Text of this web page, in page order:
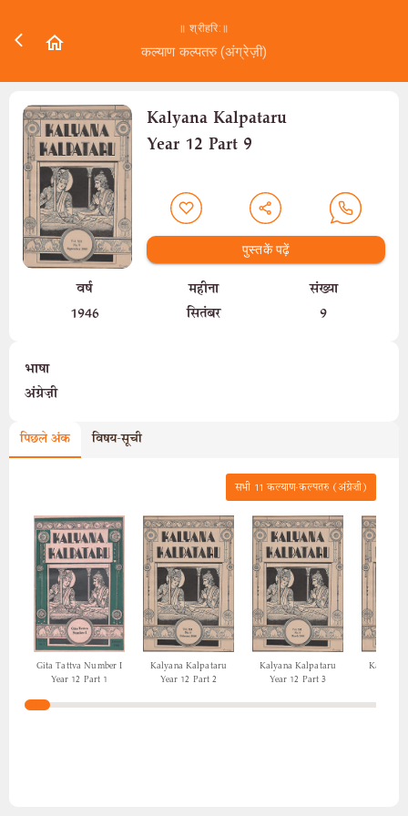
॥ श्रीहरि:॥
कल्याण कल्पतरु (अंग्रेज़ी)
Kalyana Kalpataru
Year 12 Part 9
पुस्तकें पढ़ें
वर्ष
1946
महीना
सितंबर
संख्या
9
भाषा
अंग्रेज़ी
पिछले अंक विषय-सूची
सभी 11 कल्याण-कल्पतरु (अंग्रेज़ी)
Gita Tattva Number I
Year 12 Part 1
Kalyana Kalpataru
Year 12 Part 2
Kalyana Kalpataru
Year 12 Part 3
Kalyana